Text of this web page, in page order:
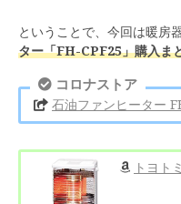
ということで、今回は暖房
ター「FH-CPF25」購入ま
コロナストア
石油ファンヒーター
トヨト